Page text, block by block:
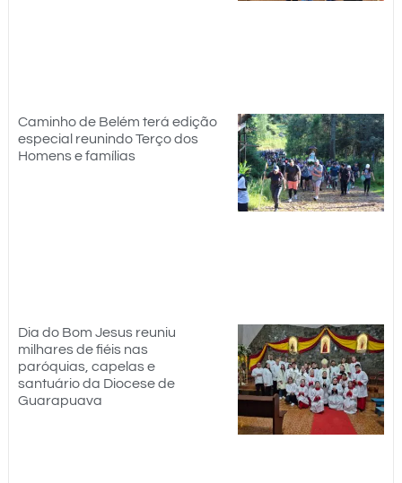
Caminho de Belém terá edição
especial reunindo Terço dos
Homens e famílias
Dia do Bom Jesus reuniu
milhares de fiéis nas
paróquias, capelas e
santuário da Diocese de
Guarapuava